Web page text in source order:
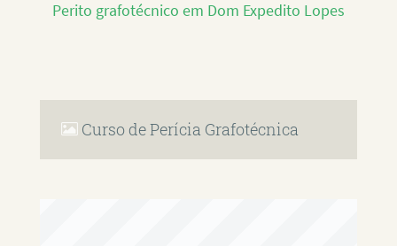
Perito grafotécnico em Dom Expedito Lopes
Curso de Perícia Grafotécnica